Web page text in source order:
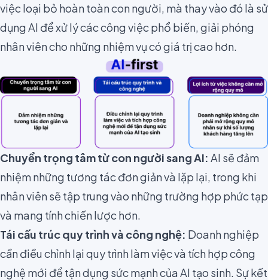
việc loại bỏ hoàn toàn con người, mà thay vào đó là sử
dụng AI để xử lý các công việc phổ biến, giải phóng
nhân viên cho những nhiệm vụ có giá trị cao hơn.
Chuyển trọng tâm từ con người sang AI: AI sẽ đảm
nhiệm những tương tác đơn giản và lặp lại, trong khi
nhân viên sẽ tập trung vào những trường hợp phức tạp
và mang tính chiến lược hơn.
Tái cấu trúc quy trình và công nghệ: Doanh nghiệp
cần điều chỉnh lại quy trình làm việc và tích hợp công
nghệ mới để tận dụng sức mạnh của AI tạo sinh. Sự kết